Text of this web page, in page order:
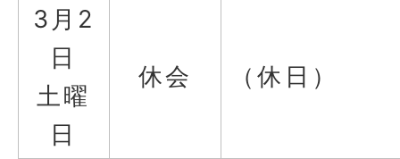
3月2
日
土曜
日
休会 （休日）